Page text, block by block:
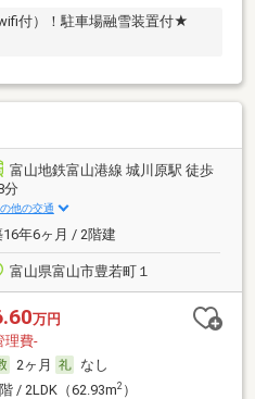
付）！駐車場融雪装置付★
富山地鉄富山港線 城川原駅 徒歩
分
他の交通
16年6ヶ月 / 2階建
富山県富山市豊若町１
万円
理費-
2ヶ月
なし
/ 2LDK（62.93m2）